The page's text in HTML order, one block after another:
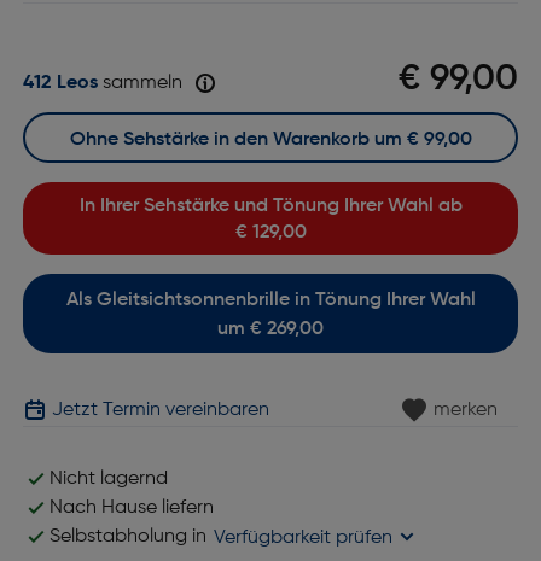
€ 99,00
412 Leossammeln
Als Gleitsichtsonnenbrille in Tönung Ihrer Wahl
um € 269,00
In Ihrer Sehstärke und Tönung Ihrer Wahl ab
€ 129,00
Ohne Sehstärke in den Warenkorb um € 99,00
Jetzt Termin vereinbaren merken
Nicht lagernd
Nach Hause liefern
Selbstabholung in Verfügbarkeit prüfen